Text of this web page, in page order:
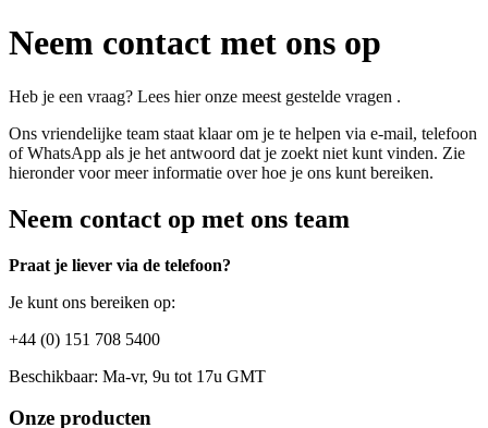
Neem contact met ons op
Heb je een vraag? Lees hier onze meest gestelde vragen .
Ons vriendelijke team staat klaar om je te helpen via e-mail, telefoon
of WhatsApp als je het antwoord dat je zoekt niet kunt vinden. Zie
hieronder voor meer informatie over hoe je ons kunt bereiken.
Neem contact op met ons team
Praat je liever via de telefoon?
Je kunt ons bereiken op:
+44 (0) 151 708 5400
Beschikbaar: Ma-vr, 9u tot 17u GMT
Onze producten